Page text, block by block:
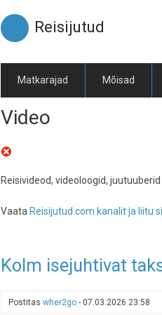
Reisijutud
Matkarajad Mõisad
Video
Reisivideod, videoloogid,
Vaata Reisijutud.com kanalit ja liitu
Kolm isejuhtivat
Postitas wher2go - 07.03.2026 23:58